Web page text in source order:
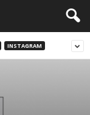
INSTAGRAM